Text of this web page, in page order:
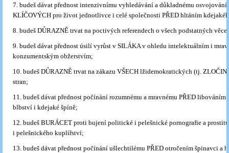
7. budeš dávat přednost intenzivnímu vyhledávání a důkladnému osvojování
KLÍČOVÝCH pro život jednotlivce i celé společnosti PŘED hltáním
8. budeš DŮRAZNĚ trvat na poctivých referendech o všech podstatných
9. budeš dávat přednost úsilí vyrůst v SILÁKA v ohledu intelektuálním i
konzumentským obžerstvím;
10. budeš DŮRAZNĚ trvat na zákazu VŠECH lžidemokratických (tj.
stran;
11. budeš dávat přednost počínání rozumnému a mravnému PŘED libováním
blbství i kdejaké špíně;
12. budeš BURÁCET proti bujení politické i pelešnické pornografie a
i pelešnického kuplířství;
13. budeš dávat přednost počínání ušlechtilému PŘED otročením špinavci a